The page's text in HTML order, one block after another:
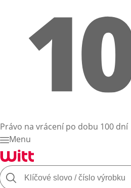
Právo na vrácení po dobu 100 dní
Menu